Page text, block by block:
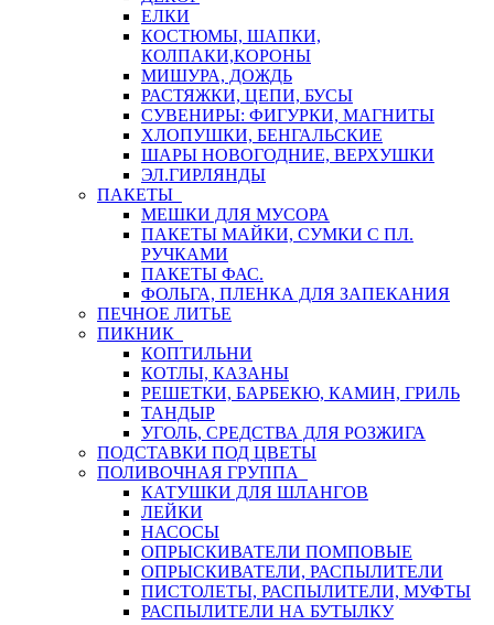
ЕЛКИ
КОСТЮМЫ, ШАПКИ,
КОЛПАКИ,КОРОНЫ
МИШУРА, ДОЖДЬ
РАСТЯЖКИ, ЦЕПИ, БУСЫ
СУВЕНИРЫ: ФИГУРКИ, МАГНИТЫ
ХЛОПУШКИ, БЕНГАЛЬСКИЕ
ШАРЫ НОВОГОДНИЕ, ВЕРХУШКИ
ЭЛ.ГИРЛЯНДЫ
ПАКЕТЫ
МЕШКИ ДЛЯ МУСОРА
ПАКЕТЫ МАЙКИ, СУМКИ С ПЛ.
РУЧКАМИ
ПАКЕТЫ ФАС.
ФОЛЬГА, ПЛЕНКА ДЛЯ ЗАПЕКАНИЯ
ПЕЧНОЕ ЛИТЬЕ
ПИКНИК
КОПТИЛЬНИ
КОТЛЫ, КАЗАНЫ
РЕШЕТКИ, БАРБЕКЮ, КАМИН, ГРИЛЬ
ТАНДЫР
УГОЛЬ, СРЕДСТВА ДЛЯ РОЗЖИГА
ПОДСТАВКИ ПОД ЦВЕТЫ
ПОЛИВОЧНАЯ ГРУППА
КАТУШКИ ДЛЯ ШЛАНГОВ
ЛЕЙКИ
НАСОСЫ
ОПРЫСКИВАТЕЛИ ПОМПОВЫЕ
ОПРЫСКИВАТЕЛИ, РАСПЫЛИТЕЛИ
ПИСТОЛЕТЫ, РАСПЫЛИТЕЛИ, МУФТЫ
РАСПЫЛИТЕЛИ НА БУТЫЛКУ